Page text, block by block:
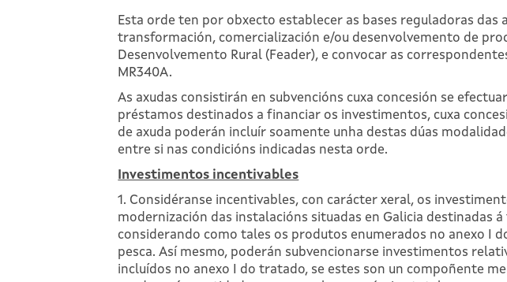
Esta orde ten por obxecto establecer as bases reguladoras
transformación, comercialización e/ou desenvolvemento de
Desenvolvemento Rural (Feader), e convocar as
MR340A.
As axudas consistirán en subvencións cuxa concesión se
préstamos destinados a financiar os investimentos, cuxa
de axuda poderán incluír soamente unha destas dúas
entre si nas condicións indicadas nesta orde.
Investimentos incentivables
1. Considéranse incentivables, con carácter xeral, os
modernización das instalacións situadas en Galicia
considerando como tales os produtos enumerados no anexo I
pesca. Así mesmo, poderán subvencionarse investimentos
incluídos no anexo I do tratado, se estes son un compoñente